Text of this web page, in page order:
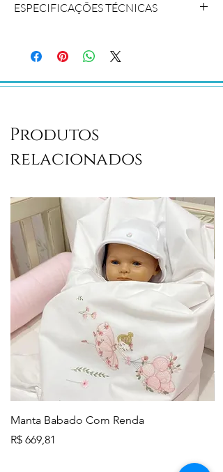
ESPECIFICAÇÕES TÉCNICAS
CONTEÚDO DA EMBALAGEM: 01
MEDIDAS 0,90 cm x 0,70 cm
Produtos
relacionados
Manta Babado Com Renda
Preço
R$ 669,81